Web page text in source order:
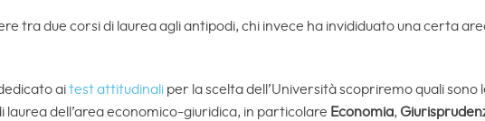
tra due corsi di laurea agli antipodi, chi invece ha invididuato una certa
aitest attitudinali per la scelta dell’Università scopriremo quali
laurea dell’area economico-giuridica, in particolare Economia,